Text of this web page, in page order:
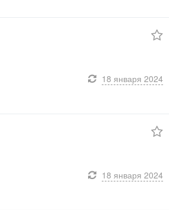
18 января 2024
18 января 2024